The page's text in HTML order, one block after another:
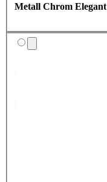
Metall Chrom Elegant